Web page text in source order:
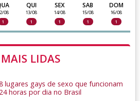
08
1
QUI
13/08
1
SEX
14/08
1
SAB
15/08
1
DOM
16/08
1
MAIS LIDAS
lugares gays de sexo que funcionam
24 horas por dia no Brasil